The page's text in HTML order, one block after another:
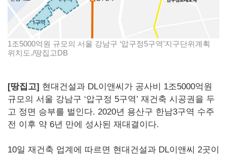
1조5000억원 규모의 서울 강남구 ‘압구정5구역’지구단위계획
위치도./땅집고DB
[땅집고] 현대건설과 DL이앤씨가 공사비 1조5000억원
규모의 서울 강남구 ‘압구정 5구역’ 재건축 시공권을 두
고 정면 승부를 벌인다. 2020년 용산구 한남3구역 수주
전 이후 약 6년 만에 성사된 재대결이다.
10일 재건축 업계에 따르면 현대건설과 DL이앤씨 2곳이